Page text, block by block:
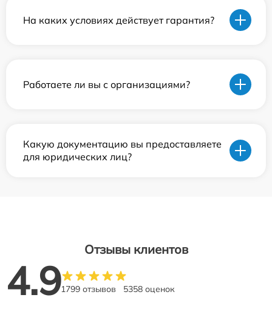
На каких условиях действует гарантия?
Работаете ли вы с организациями?
Какую документацию вы предоставляете
для юридических лиц?
Отзывы клиентов
4.91799 отзывов 5358 оценок